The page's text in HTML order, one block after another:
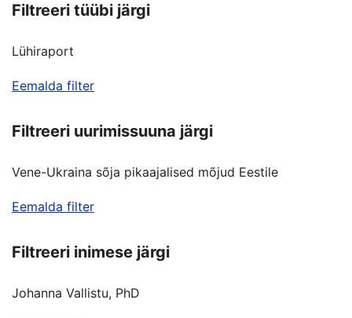
Filtreeri tüübi järgi
Lühiraport
Eemalda filter
Filtreeri uurimissuuna järgi
Vene-Ukraina sõja pikaajalised mõjud Eestile
Eemalda filter
Filtreeri inimese järgi
Johanna Vallistu, PhD